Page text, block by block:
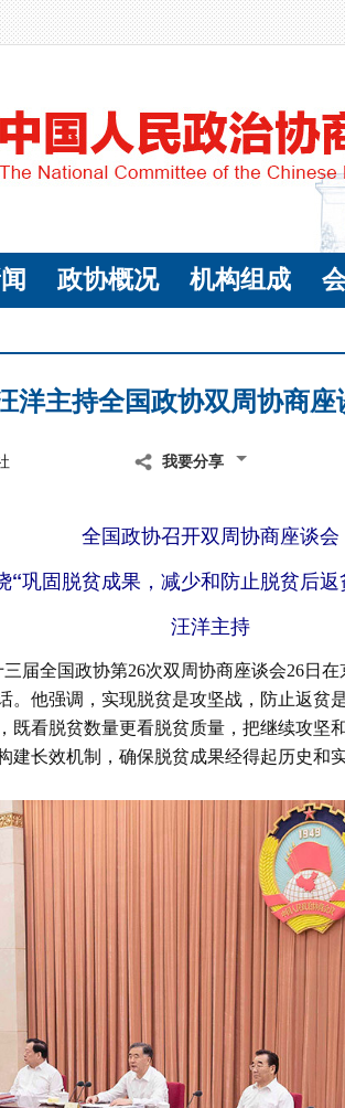
政协概况 机构组成
洋主持全国政协双周协商座
我要分享
全国政协召开双周协商座谈会
“巩固脱贫成果，减少和防止脱贫后
汪洋主持
届全国政协第26次双周协商座谈会26日
。他强调，实现脱贫是攻坚战，防止返贫
既看脱贫数量更看脱贫质量，把继续攻坚
建长效机制，确保脱贫成果经得起历史和实